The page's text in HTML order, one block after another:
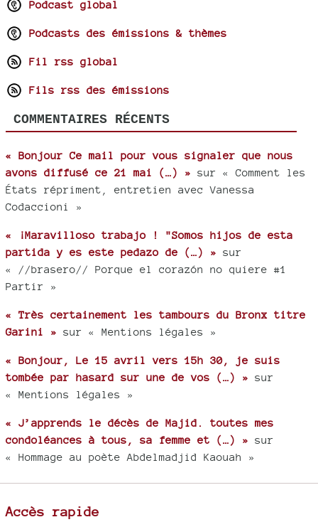
Podcast global
Podcasts des émissions & thèmes
Fil rss global
Fils rss des émissions
COMMENTAIRES RÉCENTS
« Bonjour Ce mail pour vous signaler que nous
avons diffusé ce 21 mai (…) » sur « Comment les
États répriment, entretien avec Vanessa
Codaccioni »
« ¡Maravilloso trabajo ! "Somos hijos de esta
partida y es este pedazo de (…) » sur
« //brasero// Porque el corazón no quiere #1
Partir »
« Très certainement les tambours du Bronx titre
Garini » sur « Mentions légales »
« Bonjour, Le 15 avril vers 15h 30, je suis
tombée par hasard sur une de vos (…) » sur
« Mentions légales »
« J’apprends le décès de Majid. toutes mes
condoléances à tous, sa femme et (…) » sur
« Hommage au poète Abdelmadjid Kaouah »
Accès rapide